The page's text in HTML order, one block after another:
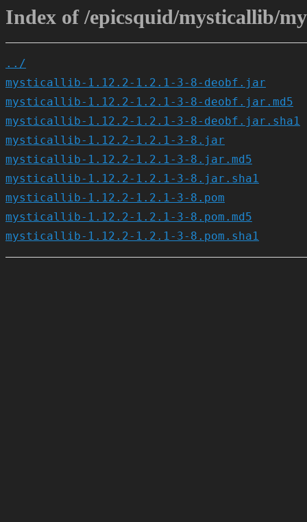
Index of /epicsquid/mysticallib/
../
mysticallib-1.12.2-1.2.1-3-8-deobf.jar
mysticallib-1.12.2-1.2.1-3-8-deobf.jar.md5
mysticallib-1.12.2-1.2.1-3-8-deobf.jar.sha1
mysticallib-1.12.2-1.2.1-3-8.jar
mysticallib-1.12.2-1.2.1-3-8.jar.md5
mysticallib-1.12.2-1.2.1-3-8.jar.sha1
mysticallib-1.12.2-1.2.1-3-8.pom
mysticallib-1.12.2-1.2.1-3-8.pom.md5
mysticallib-1.12.2-1.2.1-3-8.pom.sha1